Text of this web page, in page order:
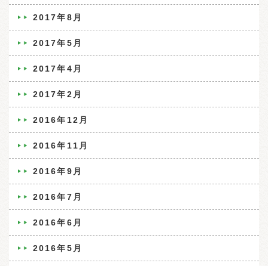
2017年8月
2017年5月
2017年4月
2017年2月
2016年12月
2016年11月
2016年9月
2016年7月
2016年6月
2016年5月